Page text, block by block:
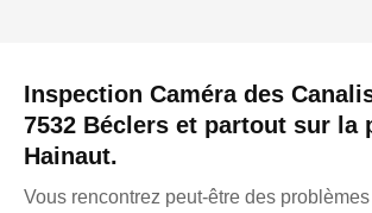
Inspection Caméra des
7532 Béclers et partout sur la
Hainaut.
Vous rencontrez peut-être des